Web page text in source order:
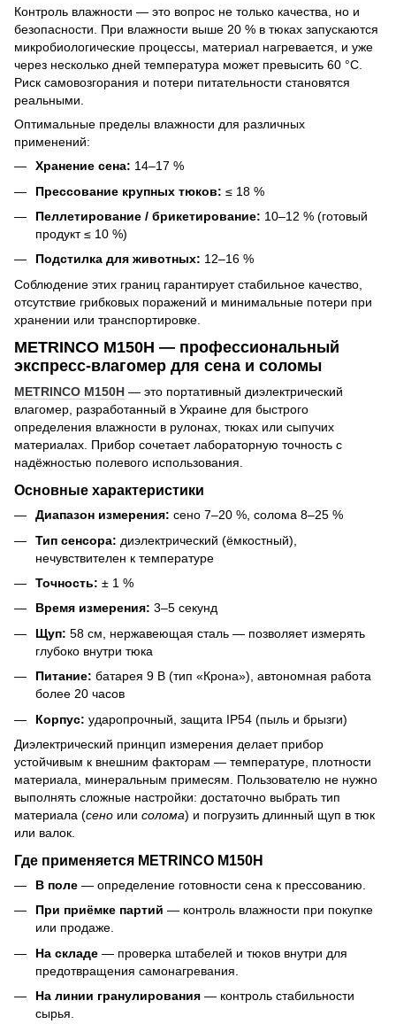
Контроль влажности — это вопрос не только качества, но и
безопасности. При влажности выше 20 % в тюках запускаются
микробиологические процессы, материал нагревается, и уже
через несколько дней температура может превысить 60 °C.
Риск самовозгорания и потери питательности становятся
реальными.
Оптимальные пределы влажности для различных
применений:
Хранение сена: 14–17 %
Прессование крупных тюков: ≤ 18 %
Пеллетирование / брикетирование: 10–12 % (готовый
продукт ≤ 10 %)
Подстилка для животных: 12–16 %
Соблюдение этих границ гарантирует стабильное качество,
отсутствие грибковых поражений и минимальные потери при
хранении или транспортировке.
METRINCO M150H — профессиональный
экспресс-влагомер для сена и соломы
METRINCO M150H — это портативный диэлектрический
влагомер, разработанный в Украине для быстрого
определения влажности в рулонах, тюках или сыпучих
материалах. Прибор сочетает лабораторную точность с
надёжностью полевого использования.
Основные характеристики
Диапазон измерения: сено 7–20 %, солома 8–25 %
Тип сенсора: диэлектрический (ёмкостный),
нечувствителен к температуре
Точность: ± 1 %
Время измерения: 3–5 секунд
Щуп: 58 см, нержавеющая сталь — позволяет измерять
глубоко внутри тюка
Питание: батарея 9 В (тип «Крона»), автономная работа
более 20 часов
Корпус: ударопрочный, защита IP54 (пыль и брызги)
Диэлектрический принцип измерения делает прибор
устойчивым к внешним факторам — температуре, плотности
материала, минеральным примесям. Пользователю не нужно
выполнять сложные настройки: достаточно выбрать тип
материала (сено или солома) и погрузить длинный щуп в тюк
или валок.
Где применяется METRINCO M150H
В поле — определение готовности сена к прессованию.
При приёмке партий — контроль влажности при покупке
или продаже.
На складе — проверка штабелей и тюков внутри для
предотвращения самонагревания.
На линии гранулирования — контроль стабильности
сырья.